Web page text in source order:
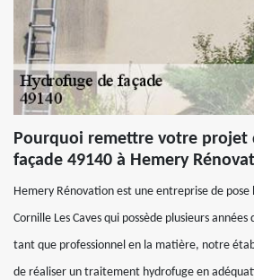
Pourquoi remettre votre projet
façade 49140 à Hemery
Hemery Rénovation est une entreprise de pose
Cornille Les Caves qui possède plusieurs années
tant que professionnel en la matière, notre
de réaliser un traitement hydrofuge en